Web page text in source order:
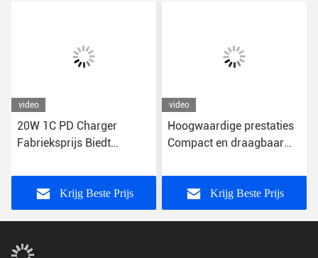
video
20W 1C PD Charger
Fabrieksprijs Biedt
Smartphone Je opladen
Snel opladen Functie
Krijg Beste Prijs
video
Hoogwaardige prestaties
Compact en draagbaar
wandoplader 5V-uitgang
Krijg Beste Prijs